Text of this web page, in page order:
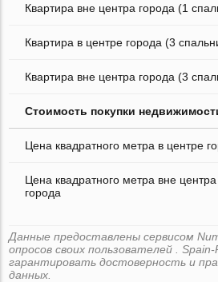
Квартира вне центра города (1
Квартира в центре города (3
Квартира вне центра города (3
Стоимость покупки
Цена квадратного метра в центре
Цена квадратного метра вне центра
города
Данные предоставлены сервисом
опросов своих пользователей .
гарантировать достоверность и
данных.